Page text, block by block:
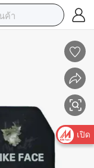
เปิด